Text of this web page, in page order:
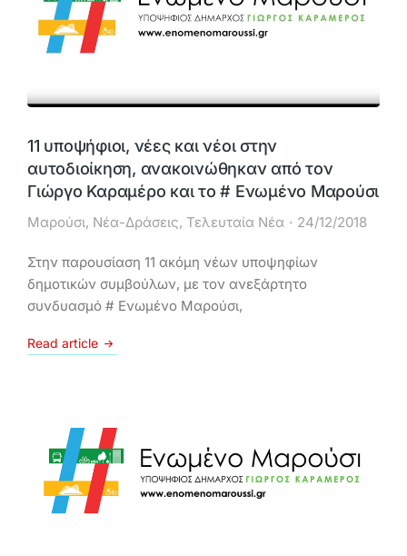
11 υποψήφιοι, νέες και νέοι στην
αυτοδιοίκηση, ανακοινώθηκαν από τον
Γιώργο Καραμέρο και το # Ενωμένο Μαρούσι
Μαρούσι, Νέα-Δράσεις, Τελευταία Νέα 24/12/2018
Στην παρουσίαση 11 ακόμη νέων υποψηφίων
δημοτικών συμβούλων, με τον ανεξάρτητο
συνδυασμό # Ενωμένο Μαρούσι,
Read article